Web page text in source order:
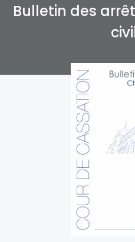
Bulletin des